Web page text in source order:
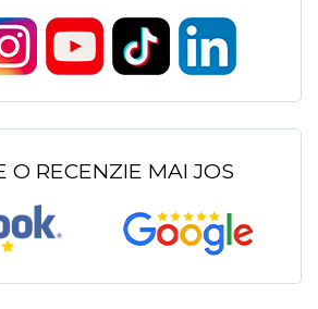
O RECENZIE MAI JOS